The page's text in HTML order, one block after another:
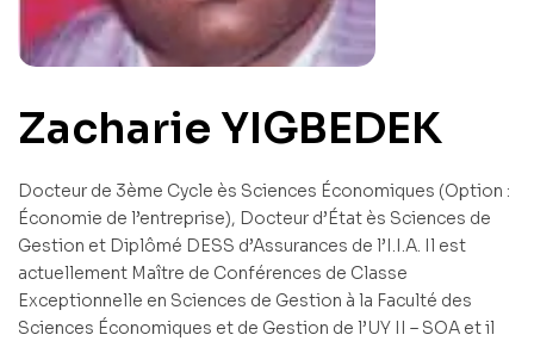
Zacharie YIGBEDEK
Docteur de 3ème Cycle ès Sciences Économiques (Option :
Économie de l’entreprise), Docteur d’État ès Sciences de
Gestion et Diplômé DESS d’Assurances de l’I.I.A. Il est
actuellement Maître de Conférences de Classe
Exceptionnelle en Sciences de Gestion à la Faculté des
Sciences Économiques et de Gestion de l’UY II – SOA et il